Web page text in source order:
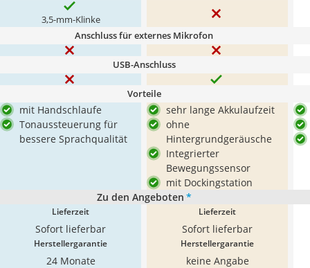
3,5-mm-Klinke
Anschluss für externes Mikrofon
USB-Anschluss
Vorteile
mit Handschlaufe
Tonaussteuerung für
bessere Sprachqualität
sehr lange Akkulaufzeit
ohne
Hintergrundgeräusche
Integrierter
Bewegungssensor
mit Dockingstation
Zu den Angeboten *
Lieferzeit
Sofort lieferbar
Lieferzeit
Sofort lieferbar
Herstellergarantie
24 Monate
Herstellergarantie
keine Angabe